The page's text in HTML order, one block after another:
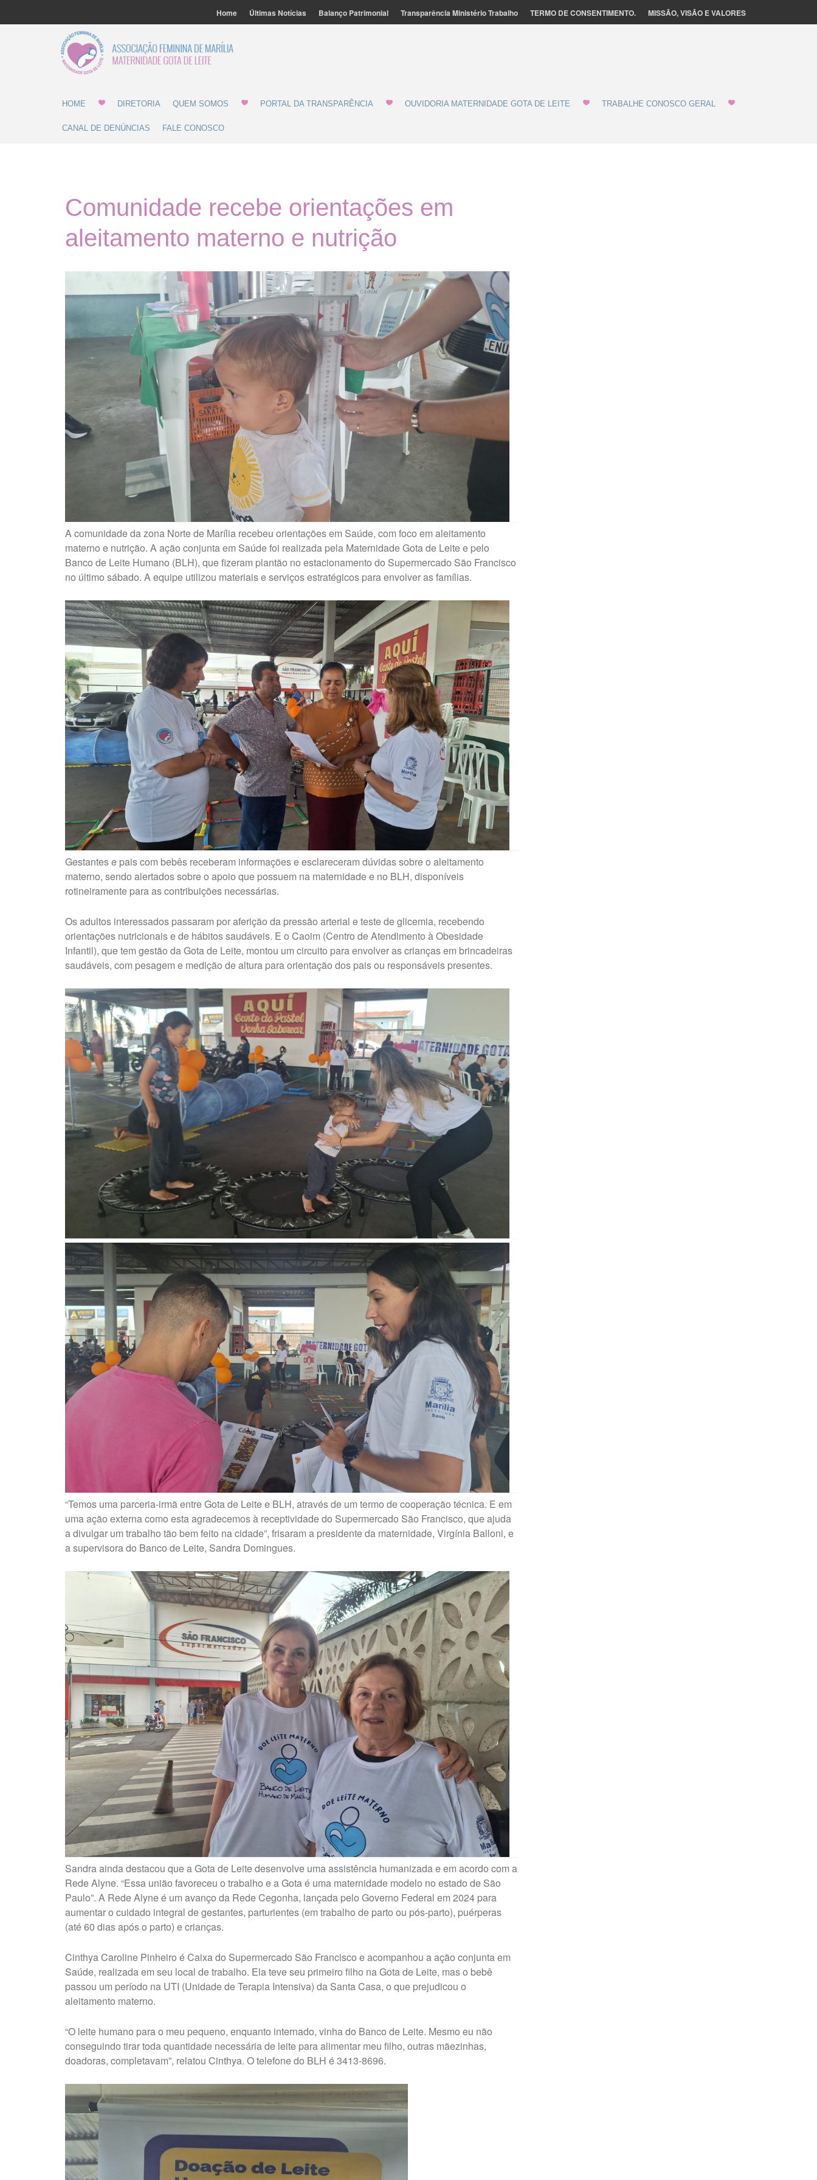
Home Últimas Notícias Balanço Patrimonial Transparência Ministério Trabalho TERMO DE CONSENTIMENTO. MISSÃO, VISÃO E VALORES
HOME DIRETORIA QUEM SOMOS PORTAL DA TRANSPARÊNCIA OUVIDORIA MATERNIDADE GOTA DE LEITE TRABALHE CONOSCO GERAL
CANAL DE DENÚNCIAS FALE CONOSCO
Comunidade recebe orientações em
aleitamento materno e nutrição
A comunidade da zona Norte de Marília recebeu orientações em Saúde, com foco em aleitamento
materno e nutrição. A ação conjunta em Saúde foi realizada pela Maternidade Gota de Leite e pelo
Banco de Leite Humano (BLH), que fizeram plantão no estacionamento do Supermercado São Francisco
no último sábado. A equipe utilizou materiais e serviços estratégicos para envolver as famílias.
Gestantes e pais com bebês receberam informações e esclareceram dúvidas sobre o aleitamento
materno, sendo alertados sobre o apoio que possuem na maternidade e no BLH, disponíveis
rotineiramente para as contribuições necessárias.
Os adultos interessados passaram por aferição da pressão arterial e teste de glicemia, recebendo
orientações nutricionais e de hábitos saudáveis. E o Caoim (Centro de Atendimento à Obesidade
Infantil), que tem gestão da Gota de Leite, montou um circuito para envolver as crianças em brincadeiras
saudáveis, com pesagem e medição de altura para orientação dos pais ou responsáveis presentes.
“Temos uma parceria-irmã entre Gota de Leite e BLH, através de um termo de cooperação técnica. E em
uma ação externa como esta agradecemos à receptividade do Supermercado São Francisco, que ajuda
a divulgar um trabalho tão bem feito na cidade”, frisaram a presidente da maternidade, Virgínia Balloni, e
a supervisora do Banco de Leite, Sandra Domingues.
Sandra ainda destacou que a Gota de Leite desenvolve uma assistência humanizada e em acordo com a
Rede Alyne. “Essa união favoreceu o trabalho e a Gota é uma maternidade modelo no estado de São
Paulo”. A Rede Alyne é um avanço da Rede Cegonha, lançada pelo Governo Federal em 2024 para
aumentar o cuidado integral de gestantes, parturientes (em trabalho de parto ou pós-parto), puérperas
(até 60 dias após o parto) e crianças.
Cinthya Caroline Pinheiro é Caixa do Supermercado São Francisco e acompanhou a ação conjunta em
Saúde, realizada em seu local de trabalho. Ela teve seu primeiro filho na Gota de Leite, mas o bebê
passou um período na UTI (Unidade de Terapia Intensiva) da Santa Casa, o que prejudicou o
aleitamento materno.
“O leite humano para o meu pequeno, enquanto internado, vinha do Banco de Leite. Mesmo eu não
conseguindo tirar toda quantidade necessária de leite para alimentar meu filho, outras mãezinhas,
doadoras, completavam”, relatou Cinthya. O telefone do BLH é 3413-8696.